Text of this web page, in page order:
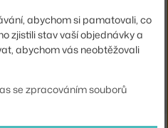
01UF
AAC 222 Oak, raisin
abychom si pamatovali, co
zjistili stav vaší objednávky a
abychom vás neobtěžovali
se zpracováním souborů